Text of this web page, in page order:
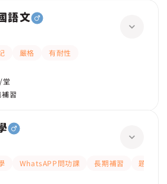
語文
嚴格
有耐性
堂
習
WhatsAPP問功課 長期補習
題目講